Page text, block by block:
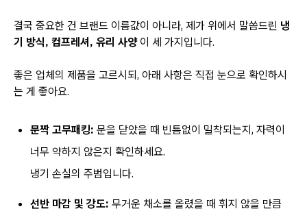
결국 중요한 건 브랜드 이름값이 아니라, 제가 위에서 말씀드린 냉
기 방식, 컴프레셔, 유리 사양이 세 가지입니다.
좋은 업체의 제품을 고르시되, 아래 사항은 직접 눈으로 확인하시
는 게 좋아요.
문짝 고무패킹: 문을 닫았을 때 빈틈없이 밀착되는지, 자력이
너무 약하지 않은지 확인하세요.
냉기 손실의 주범입니다.
선반 마감 및 강도: 무거운 채소를 올렸을 때 휘지 않을 만큼